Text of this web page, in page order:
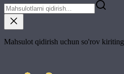
Mahsulot qidirish uchun so'rov kiriting